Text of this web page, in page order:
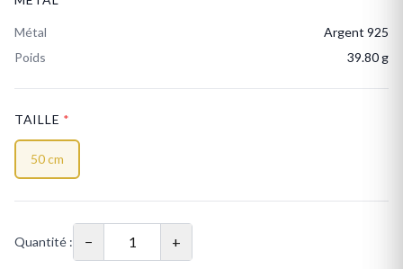
Métal
Argent 925
Poids
39.80 g
TAILLE *
50 cm
Quantité : − +